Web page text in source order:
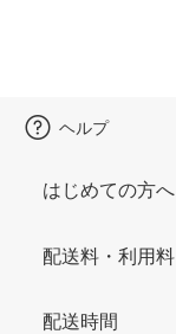
ヘルプ
はじめての方へ
配送料・利用料
配送時間